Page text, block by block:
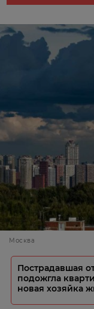
Москва
Пострадавшая
подожгла
новая хозяйка